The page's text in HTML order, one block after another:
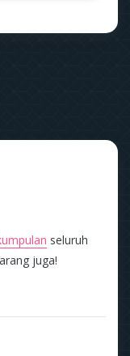
seluruh
juga!